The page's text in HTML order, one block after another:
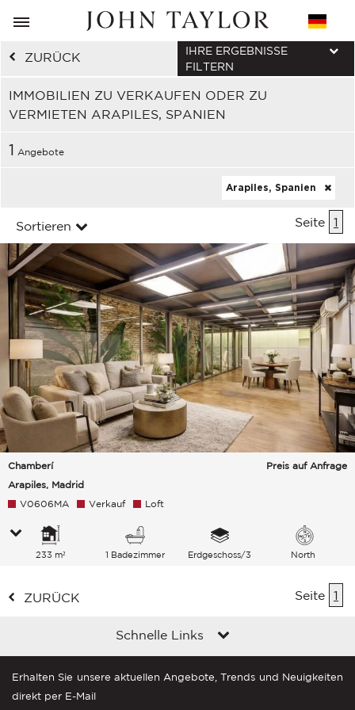
ZURÜCK
IMMOBILIEN ZU VERKAUFEN ODER ZU
VERMIETEN ARAPILES, SPANIEN
IHRE ERGEBNISSE
FILTERN
1 Angebote
Arapiles, Spanien
Sortieren Seite 1
Chamberí
Arapiles, Madrid
Preis auf Anfrage
V0606MA Verkauf Loft
233 m² 1 Badezimmer Erdgeschoss/3 North
ZURÜCK Seite 1
Schnelle Links
Erhalten Sie unsere aktuellen Angebote, Trends und Neuigkeiten
direkt per E-Mail